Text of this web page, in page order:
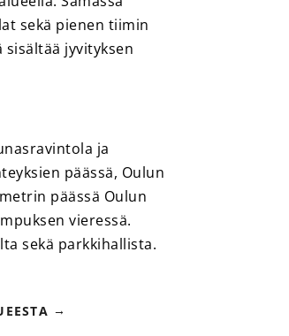
sekä pienen tiimin
jyvityksen
ja
päässä, Oulun
päässä Oulun
vieressä.
sekä parkkihallista.